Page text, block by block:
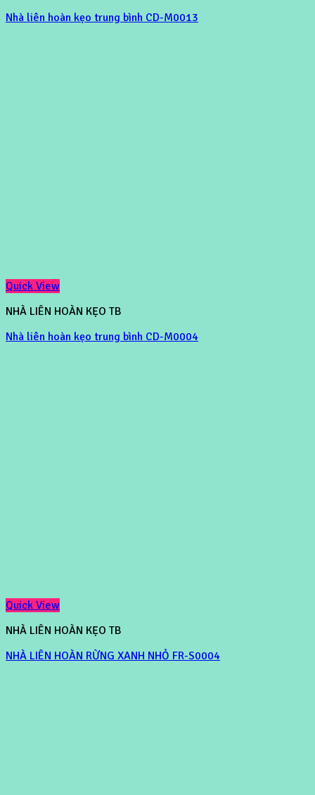
Nhà liên hoàn kẹo trung bình CD-M0013
Quick View
NHÀ LIÊN HOÀN KẸO TB
Nhà liên hoàn kẹo trung bình CD-M0004
Quick View
NHÀ LIÊN HOÀN KẸO TB
NHÀ LIÊN HOÀN RỪNG XANH NHỎ FR-S0004